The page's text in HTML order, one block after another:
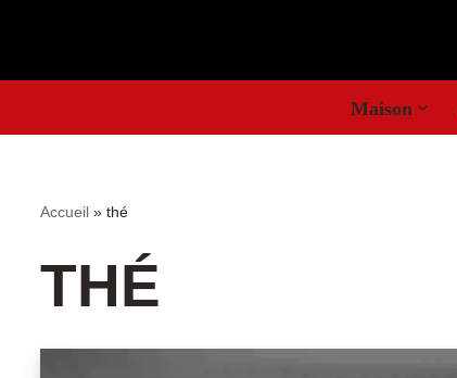
Maison
Accueil » thé
THÉ